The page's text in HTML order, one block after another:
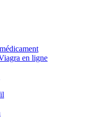
en ligne